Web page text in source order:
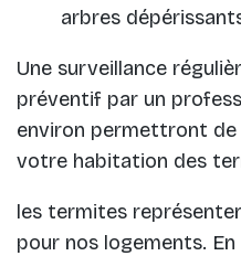
arbres
Une surveillance
préventif par un
environ permettront
votre habitation des
les termites
pour nos logements.